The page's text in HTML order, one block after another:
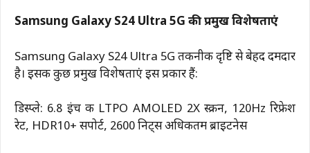
Samsung Galaxy S24 Ultra 5G की प्रमुख विशेषताएं
Samsung Galaxy S24 Ultra 5G तकनीकी दृष्टि से बेहद दमदार
है। इसकी कुछ प्रमुख विशेषताएं इस प्रकार हैं:
डिस्प्ले: 6.8 इंच की LTPO AMOLED 2X स्क्रीन, 120Hz रिफ्रेश
रेट, HDR10+ सपोर्ट, 2600 निट्स अधिकतम ब्राइटनेस